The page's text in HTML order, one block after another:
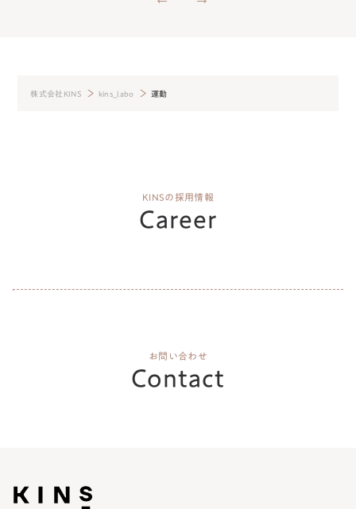
株式会社KINS kins_labo 運動
KINSの採用情報
Career
お問い合わせ
Contact